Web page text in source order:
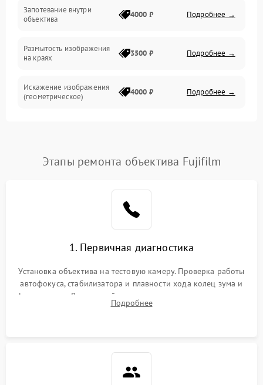
Запотевание внутри
объектива
4000 ₽ Подробнее →
Размытость изображения
на краях
3500 ₽ Подробнее →
Искажение изображения
(геометрическое)
4000 ₽ Подробнее →
Проблемы с резкостью
Этапы ремонта объектива Fujifilm
1. Первичная диагностика
Установка объектива на тестовую камеру. Проверка работы
автофокуса, стабилизатора и плавности хода колец зума и
фокусировки. Визуальный осмотр линз на наличие царапин,
грибка, пыли и оценка состояния контактов байонета.
Подробнее